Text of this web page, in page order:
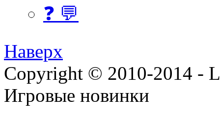
❓ 💬
Наверх
Copyright © 2010-2014 -
Игровые новинки